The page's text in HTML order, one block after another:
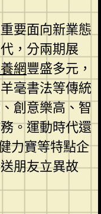
要面向新業態
，分兩期展
網豐盛多元，
毫書法等傳統
創意樂高、智
。運動時代還
力寶等特點企
朋友立異故